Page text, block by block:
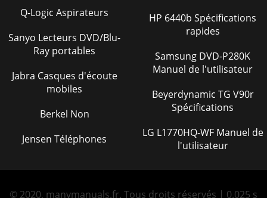
Q-Logic Aspirateurs
Sanyo Lecteurs DVD/Blu-
Ray portables
Jabra Casques d'écoute
mobiles
Berkel Non
Jensen Téléphones
HP 6440b Spécifications
rapides
Samsung DVD-P280K
Manuel de l'utilisateur
Beyerdynamic TG V90r
Spécifications
LG L1770HQ-WF Manuel de
l'utilisateur
© 2020, manymanuals.fr. Tous droits réservés | 0.025 s